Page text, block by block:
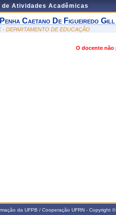
Atividades Acadêmicas
Caetano De Figueiredo Gill
- DEPARTAMENTO DE EDUCAÇÃO
O docente não
da UFPB / Cooperação UFRN -